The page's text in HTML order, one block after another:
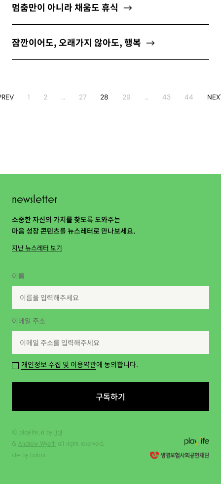
멈춤만이 아니라 채움도 휴식
잠깐이어도, 오래가지 않아도, 행복
1 2 … 27 28 29 … 43 44
newsletter
소중한 자신의 가치를 찾도록 도와주는
마음 성장 콘텐츠를 뉴스레터로 만나보세요.
지난 뉴스레터 보기
이름
이메일 주소
개인정보 수집 및 이용약관에 동의합니다.
구독하기
© playlife.kr by lipf
& Andrew Wyeth all rights reserved.
site by baton